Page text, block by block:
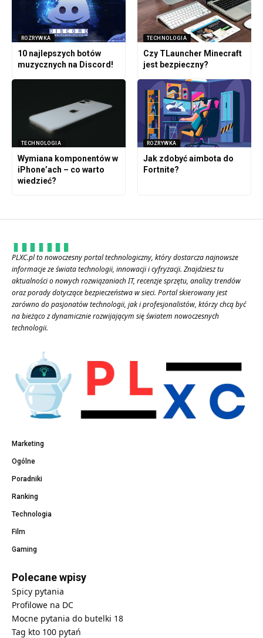
ROZRYWKA
10 najlepszych botów
muzycznych na Discord!
TECHNOLOGIA
Czy TLauncher Minecraft
jest bezpieczny?
TECHNOLOGIA
Wymiana komponentów w
iPhone’ach – co warto
wiedzieć?
ROZRYWKA
Jak zdobyć aimbota do
Fortnite?
PLXC.pl to nowoczesny portal technologiczny, który dostarcza najnowsze
informacje ze świata technologii, innowacji i cyfryzacji. Znajdziesz tu
aktualności o nowych rozwiązaniach IT, recenzje sprzętu, analizy trendów
oraz porady dotyczące bezpieczeństwa w sieci. Portal skierowany jest
zarówno do pasjonatów technologii, jak i profesjonalistów, którzy chcą być
na bieżąco z dynamicznie rozwijającym się światem nowoczesnych
technologii.
Marketing
Ogólne
Poradniki
Ranking
Technologia
Film
Gaming
Polecane wpisy
Spicy pytania
Profilowe na DC
Mocne pytania do butelki 18
Tag kto 100 pytań